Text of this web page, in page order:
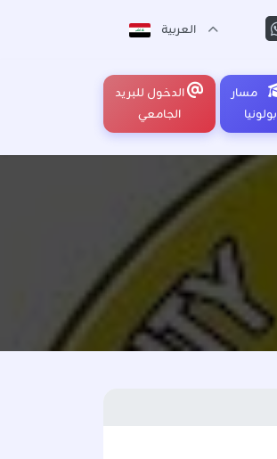
العربية
مسار
بولونيا
الدخول للبريد
الجامعي